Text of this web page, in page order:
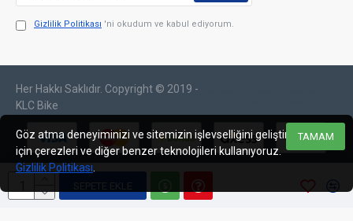
SEPETE EKLE
Gizlilik Politikası 'ni okudum ve kabul ediyorum.
Her Hakkı Saklıdır. Copyright © 2019 -
KLC Bike
TAMAM
Göz atma deneyiminizi ve sitemizin işlevselliğini geliştirmek
için çerezleri ve diğer benzer teknolojileri kullanıyoruz.
Gizlilik Politikası